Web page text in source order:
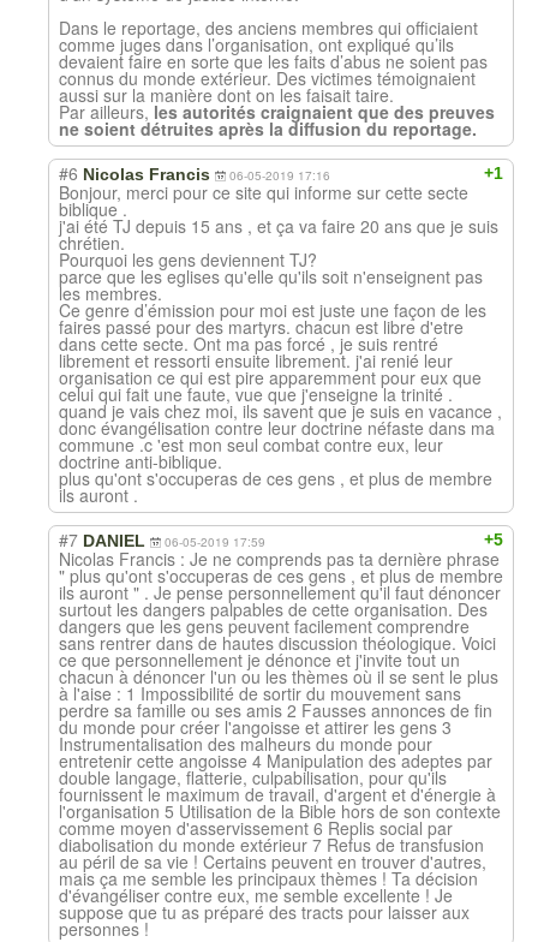
Dans le reportage, des anciens membres qui officiaient
comme juges dans l’organisation, ont expliqué qu’ils
devaient faire en sorte que les faits d’abus ne soient pas
connus du monde extérieur. Des victimes témoignaient
aussi sur la manière dont on les faisait taire.
Par ailleurs, les autorités craignaient que des preuves
ne soient détruites après la diffusion du reportage.
+1
#6 Nicolas Francis 06-05-2019 17:16
Bonjour, merci pour ce site qui informe sur cette secte
biblique .
j'ai été TJ depuis 15 ans , et ça va faire 20 ans que je suis
chrétien.
Pourquoi les gens deviennent TJ?
parce que les eglises qu'elle qu'ils soit n'enseignent pas
les membres.
Ce genre d’émission pour moi est juste une façon de les
faires passé pour des martyrs. chacun est libre d'etre
dans cette secte. Ont ma pas forcé , je suis rentré
librement et ressorti ensuite librement. j'ai renié leur
organisation ce qui est pire apparemment pour eux que
celui qui fait une faute, vue que j'enseigne la trinité .
quand je vais chez moi, ils savent que je suis en vacance ,
donc évangélisation contre leur doctrine néfaste dans ma
commune .c 'est mon seul combat contre eux, leur
doctrine anti-biblique.
plus qu'ont s'occuperas de ces gens , et plus de membre
ils auront .
+5
#7 DANIEL 06-05-2019 17:59
Nicolas Francis : Je ne comprends pas ta dernière phrase
" plus qu'ont s'occuperas de ces gens , et plus de membre
ils auront " . Je pense personnellement qu'il faut dénoncer
surtout les dangers palpables de cette organisation. Des
dangers que les gens peuvent facilement comprendre
sans rentrer dans de hautes discussion théologique. Voici
ce que personnellement je dénonce et j'invite tout un
chacun à dénoncer l'un ou les thèmes où il se sent le plus
à l'aise : 1 Impossibilité de sortir du mouvement sans
perdre sa famille ou ses amis 2 Fausses annonces de fin
du monde pour créer l'angoisse et attirer les gens 3
Instrumentalisation des malheurs du monde pour
entretenir cette angoisse 4 Manipulation des adeptes par
double langage, flatterie, culpabilisation, pour qu'ils
fournissent le maximum de travail, d'argent et d'énergie à
l'organisation 5 Utilisation de la Bible hors de son contexte
comme moyen d'asservissement 6 Replis social par
diabolisation du monde extérieur 7 Refus de transfusion
au péril de sa vie ! Certains peuvent en trouver d'autres,
mais ça me semble les principaux thèmes ! Ta décision
d'évangéliser contre eux, me semble excellente ! Je
suppose que tu as préparé des tracts pour laisser aux
personnes !